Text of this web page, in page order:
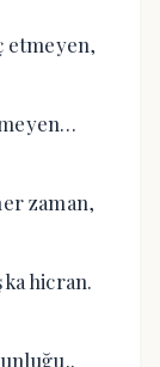
etmeyen,
zaman,
hicran.